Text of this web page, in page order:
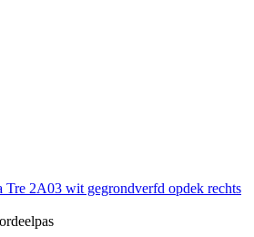
Tre 2A03 wit gegrondverfd opdek rechts